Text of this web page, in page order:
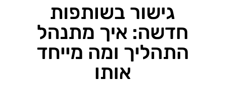
גישור בשותפות
חדשה: איך מתנהל
התהליך ומה מייחד
אותו